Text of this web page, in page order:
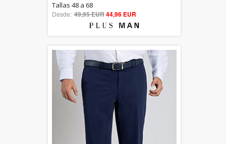
out of 5
Tallas 48 a 68
Desde: 49,95 EUR44,96 EUR